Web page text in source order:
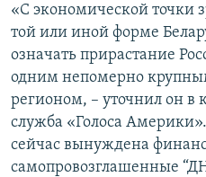
«С экономической точки
той или иной форме
означать прирастание
одним непомерно
регионом, – уточнил он в
служба «Голоса
сейчас вынуждена
самопровозглашенные